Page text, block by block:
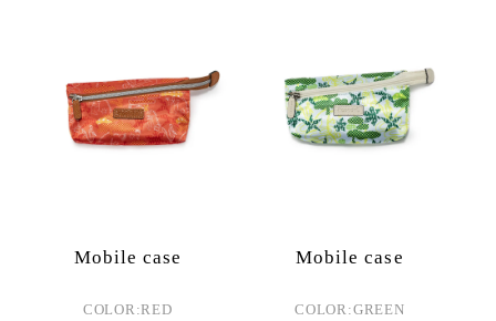
Mobile case
COLOR:RED
Mobile case
COLOR:GREEN